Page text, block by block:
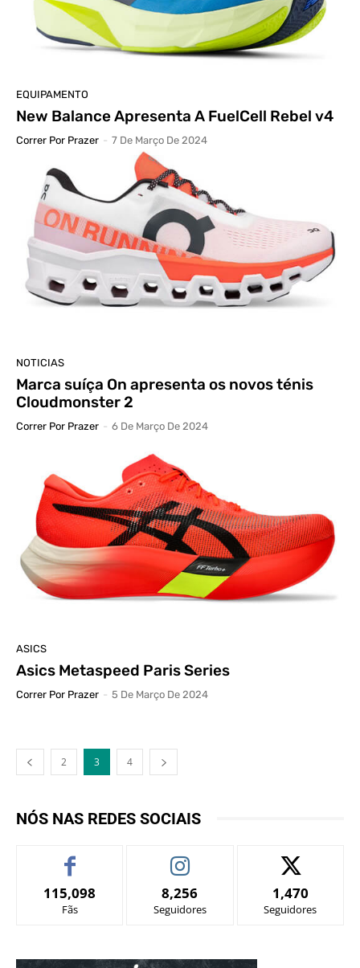
EQUIPAMENTO
New Balance Apresenta A FuelCell Rebel v4
Correr Por Prazer - 7 De Março De 2024
NOTICIAS
Marca suíça On apresenta os novos ténis
Cloudmonster 2
Correr Por Prazer - 6 De Março De 2024
ASICS
Asics Metaspeed Paris Series
Correr Por Prazer - 5 De Março De 2024
2 3 4
NÓS NAS REDES SOCIAIS
115,098
Fãs
8,256
Seguidores
1,470
Seguidores